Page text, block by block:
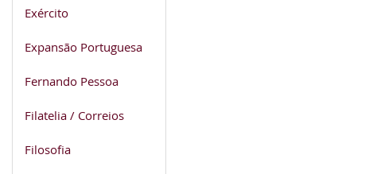
Exército
Expansão Portuguesa
Fernando Pessoa
Filatelia / Correios
Filosofia